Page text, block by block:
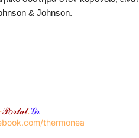
& Johnson.
𝒫𝑜𝓇𝓉𝒶𝓁.𝒢𝓇
thermonea